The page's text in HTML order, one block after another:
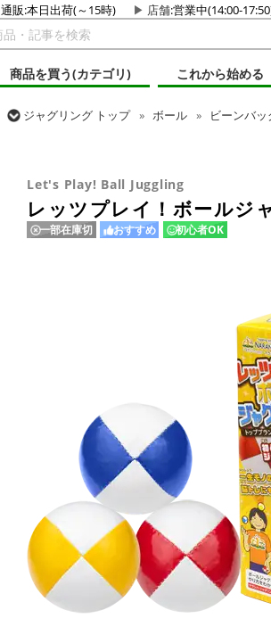
通販:本日出荷(～15時) 店舗:営業中(14:00-
商品を買う(カテゴリ)
これから始める
ジャグリング トップ ボール ビーンバッ
Let's Play! Ball Juggling
レッツプレイ！ボールジ
一部在庫切 おすすめ 初心者OK